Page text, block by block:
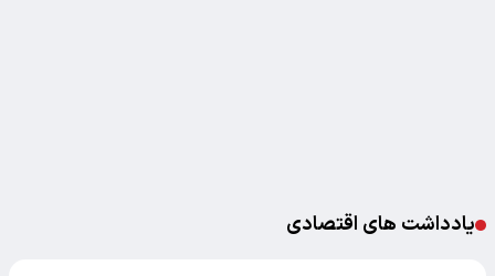
یادداشت های اقتصادی